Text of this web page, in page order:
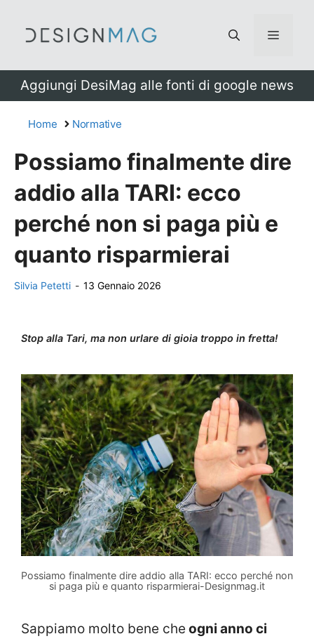
Menu
Aggiungi DesiMag alle fonti di google news
Home Normative
Possiamo finalmente dire
addio alla TARI: ecco
perché non si paga più e
quanto risparmierai
Silvia Petetti - 13 Gennaio 2026
Stop alla Tari, ma non urlare di gioia troppo in fretta!
Possiamo finalmente dire addio alla TARI: ecco perché non
si paga più e quanto risparmierai-Designmag.it
Sappiamo molto bene che ogni anno ci